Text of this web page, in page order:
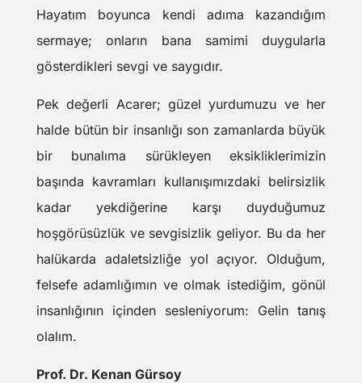
Hayatım boyunca kendi adıma kazandığım
sermaye; onların bana samimi duygularla
gösterdikleri sevgi ve saygıdır.
Pek değerli Acarer; güzel yurdumuzu ve her
halde bütün bir insanlığı son zamanlarda büyük
bir bunalıma sürükleyen eksikliklerimizin
başında kavramları kullanışımızdaki belirsizlik
kadar yekdiğerine karşı duyduğumuz
hoşgörüsüzlük ve sevgisizlik geliyor. Bu da her
halükarda adaletsizliğe yol açıyor. Olduğum,
felsefe adamlığımın ve olmak istediğim, gönül
insanlığının içinden sesleniyorum: Gelin tanış
olalım.
Prof. Dr. Kenan Gürsoy